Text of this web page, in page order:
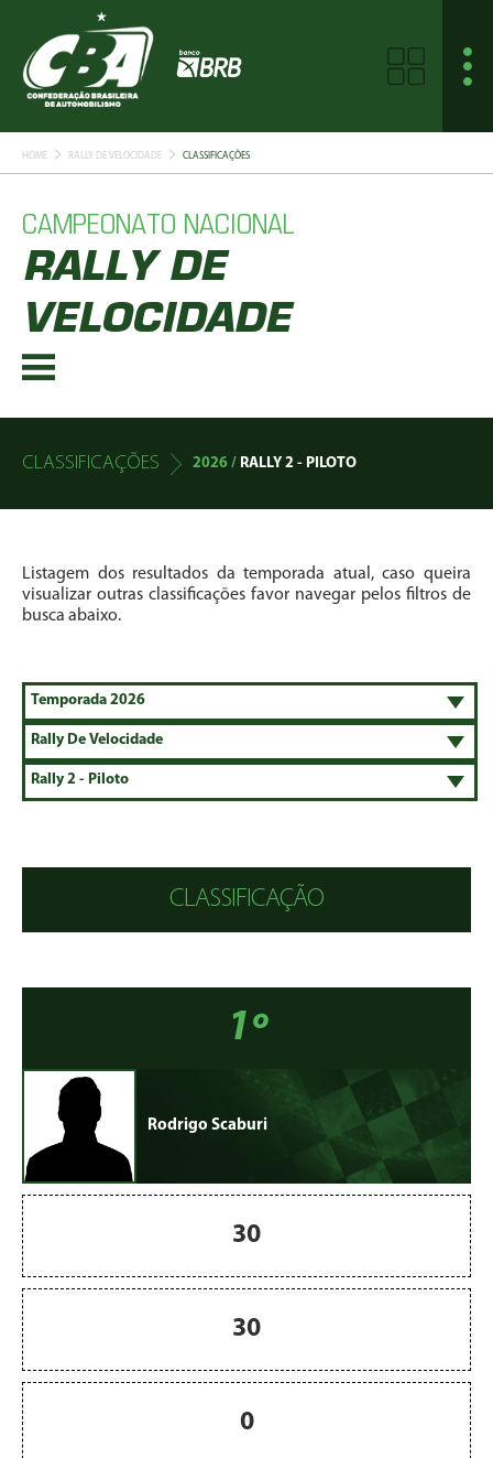
HOME RALLY DE VELOCIDADE CLASSIFICAÇÕES
CAMPEONATO NACIONAL
RALLY DE
VELOCIDADE
CLASSIFICAÇÕES 2026 / RALLY 2 - PILOTO
Listagem dos resultados da temporada atual, caso queira
visualizar outras classificações favor navegar pelos filtros de
busca abaixo.
CLASSIFICAÇÃO
1º
Rodrigo Scaburi
30
30
0